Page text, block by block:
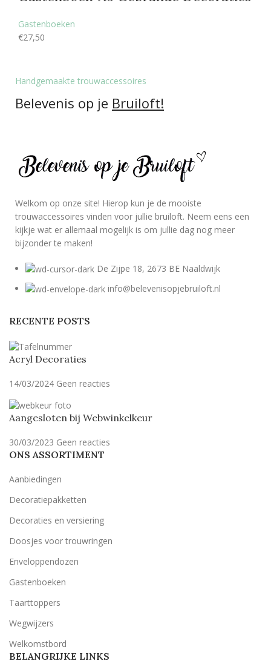
Gastenboeken
€27,50
Handgemaakte trouwaccessoires
Belevenis op je Bruiloft!
Welkom op onze site! Hierop kun je de mooiste
trouwaccessoires vinden voor jullie bruiloft. Neem eens een
kijkje wat er allemaal mogelijk is om jullie dag nog meer
bijzonder te maken!
De Zijpe 18, 2673 BE Naaldwijk
info@belevenisopjebruiloft.nl
RECENTE POSTS
Acryl Decoraties
14/03/2024 Geen reacties
Aangesloten bij Webwinkelkeur
30/03/2023 Geen reacties
ONS ASSORTIMENT
Aanbiedingen
Decoratiepakketten
Decoraties en versiering
Doosjes voor trouwringen
Enveloppendozen
Gastenboeken
Taarttoppers
Wegwijzers
Welkomstbord
BELANGRIJKE LINKS